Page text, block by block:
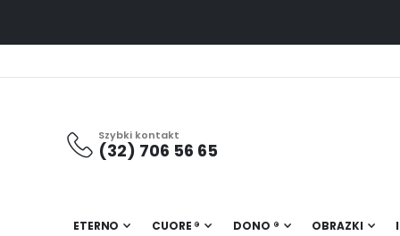
Szybki kontakt
(32) 706 56 65
ETERNO CUORE ® DONO ® OBRAZKI